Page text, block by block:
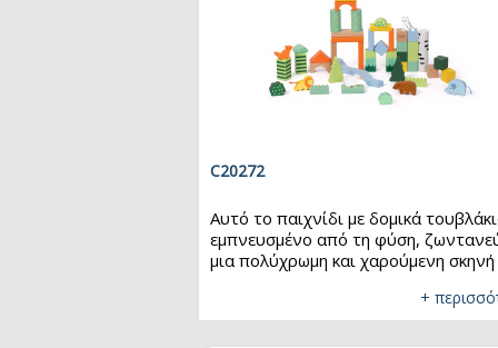
C20272
Αυτό το παιχνίδι με δομικά
εμπνευσμένο από τη φύση,
μια πολύχρωμη και χαρούμενη σκηνή
διάφορα σχήματα και χρώματα, με
χαριτωμένα σχέδια ζώων, όπως
+